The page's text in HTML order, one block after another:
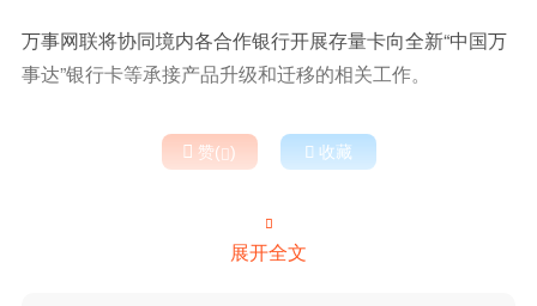
万事网联将协同境内各合作银行开展存量卡向全新“中国万
事达”银行卡等承接产品升级和迁移的相关工作。
 赞()  收藏

展开全文